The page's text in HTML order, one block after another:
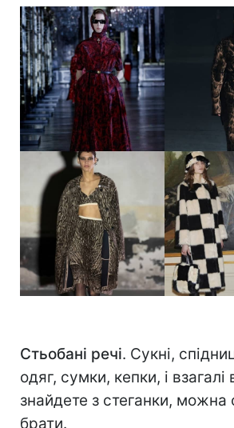
Стьобані речі. Сукні,
одяг, сумки, кепки, і
знайдете з стеганки, можна
брати.